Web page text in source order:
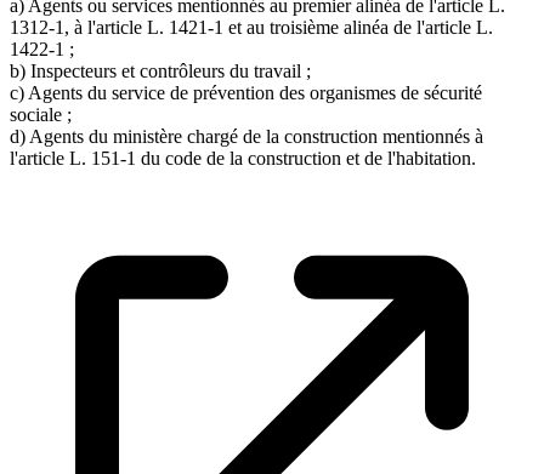
a) Agents ou services mentionnés au premier alinéa de l'article L.
1312-1, à l'article L. 1421-1 et au troisième alinéa de l'article L.
1422-1 ;
b) Inspecteurs et contrôleurs du travail ;
c) Agents du service de prévention des organismes de sécurité
sociale ;
d) Agents du ministère chargé de la construction mentionnés à
l'article L. 151-1 du code de la construction et de l'habitation.